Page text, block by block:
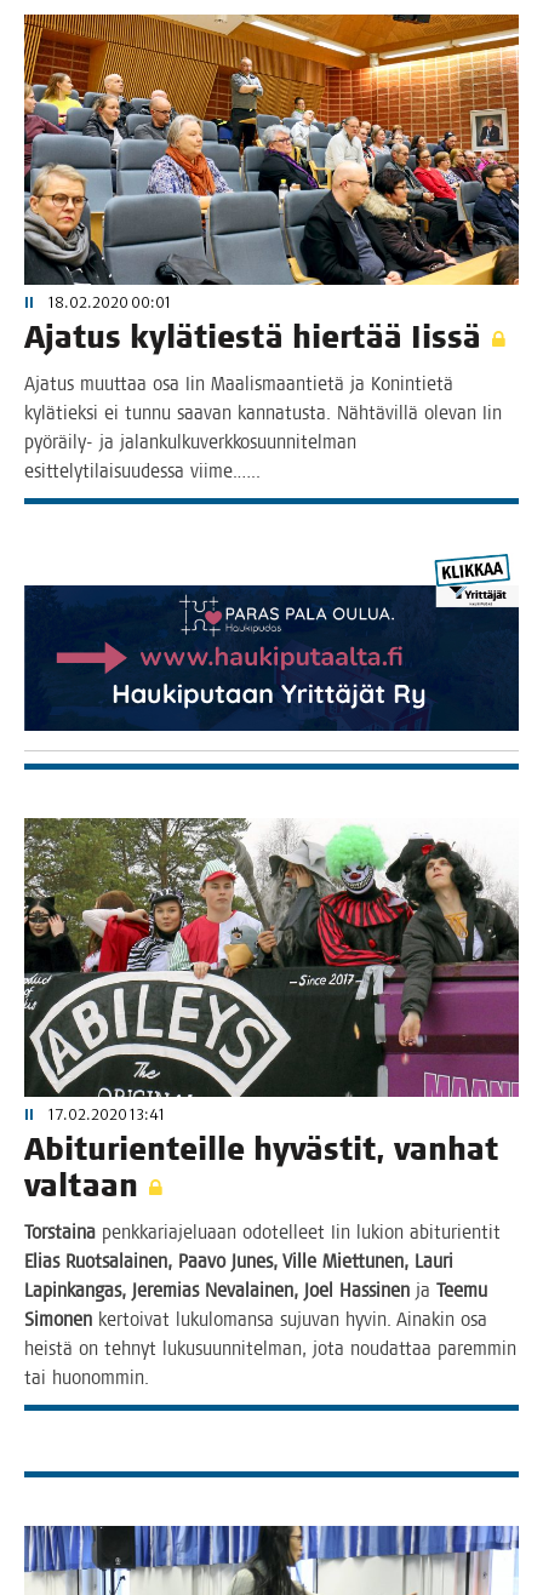
II 18.02.2020 00:01
Aja­tus kylä­ties­tä hier­tää Iissä
Aja­tus muut­taa osa Iin Maa­lis­maan­tie­tä ja Konin­tie­tä
kylä­tiek­si ei tun­nu saa­van kan­na­tus­ta. Näh­tä­vil­lä ole­van Iin
pyö­­räi­­ly- ja jalan­kul­ku­verk­ko­suun­ni­tel­man
esit­te­ly­ti­lai­suu­des­sa viime.…..
II 17.02.2020 13:41
Abi­tu­rien­teil­le hyväs­tit, van­hat
valtaan
Tors­tai­na penk­ka­ria­je­lu­aan odo­tel­leet Iin lukion abi­tu­rien­tit
Elias Ruot­sa­lai­nen, Paa­vo Junes, Vil­le Miet­tu­nen, Lau­ri
Lapin­kan­gas, Jere­mias Neva­lai­nen, Joel Has­si­nen ja Tee­mu
Simo­nen ker­toi­vat luku­lo­man­sa suju­van hyvin. Aina­kin osa
heis­tä on teh­nyt lukusuun­ni­tel­man, jota nou­dat­taa parem­min
tai huonommin.